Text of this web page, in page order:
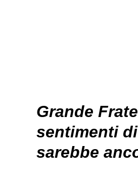
Grande
sentimenti
sarebbe